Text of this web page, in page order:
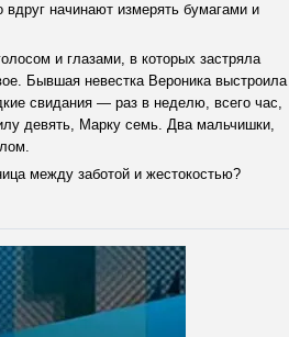
начинают измерять бумагами и
и глазами, в которых застряла
Бывшая невестка Вероника выстроила
свидания — раз в неделю, всего час,
девять, Марку семь. Два мальчишки,
между заботой и жестокостью?